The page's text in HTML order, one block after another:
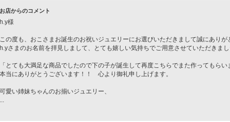
お店からのコメント
h.y様
この度も、おこさまお誕生のお祝いジュエリーにお選びいただきまして誠にありが
h.yさまのお名前を拝見しまして、とても嬉しい気持ちでご用意させていただきま
「とても大満足な商品でしたので下の子が誕生して再度こちらでまた作ってもら
本当にありがとうございます！！ 心より御礼申し上げます。
可愛い姉妹ちゃんのお揃いジュエリー、
...